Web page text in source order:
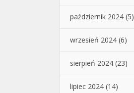
październik 2024 (5)
wrzesień 2024 (6)
sierpień 2024 (23)
lipiec 2024 (14)